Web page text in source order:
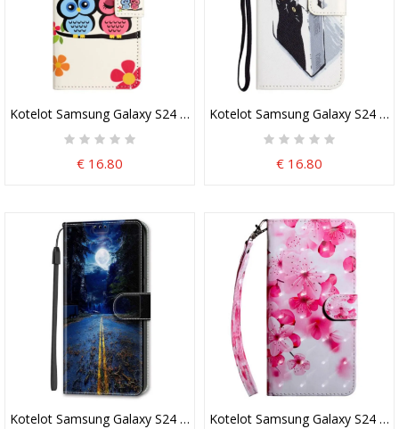
Kotelot Samsung Galaxy S24 5g Puhelinkuoret Pöllöpari
€ 16.80
Kotelot Samsung Galaxy S24
€ 16.80
Kotelot Samsung Galaxy S24 5g Yötie LanièressaKotelot Samsung Galaxy S24